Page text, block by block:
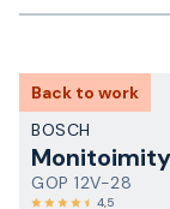
Back to work
BOSCH
GOP 12V-28
4,5